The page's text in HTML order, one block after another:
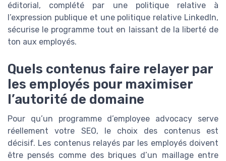
éditorial, complété par une politique relative à
l’expression publique et une politique relative LinkedIn,
sécurise le programme tout en laissant de la liberté de
ton aux employés.
Quels contenus faire relayer par
les employés pour maximiser
l’autorité de domaine
Pour qu’un programme d’employee advocacy serve
réellement votre SEO, le choix des contenus est
décisif. Les contenus relayés par les employés doivent
être pensés comme des briques d’un maillage entre